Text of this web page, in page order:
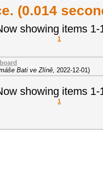
(0.014
showing items 1-
1
Bati ve Zlíně, 2022-12-01)
showing items 1-
1